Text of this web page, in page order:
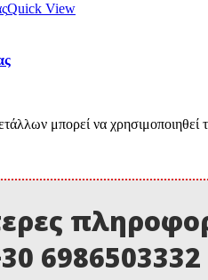
Quick View
μπορεί να
6986503332